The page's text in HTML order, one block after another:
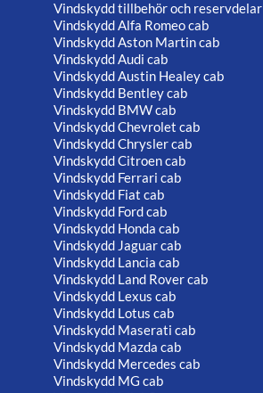
Vindskydd tillbehör och reservdelar
Vindskydd Alfa Romeo cab
Vindskydd Aston Martin cab
Vindskydd Audi cab
Vindskydd Austin Healey cab
Vindskydd Bentley cab
Vindskydd BMW cab
Vindskydd Chevrolet cab
Vindskydd Chrysler cab
Vindskydd Citroen cab
Vindskydd Ferrari cab
Vindskydd Fiat cab
Vindskydd Ford cab
Vindskydd Honda cab
Vindskydd Jaguar cab
Vindskydd Lancia cab
Vindskydd Land Rover cab
Vindskydd Lexus cab
Vindskydd Lotus cab
Vindskydd Maserati cab
Vindskydd Mazda cab
Vindskydd Mercedes cab
Vindskydd MG cab